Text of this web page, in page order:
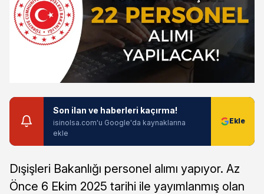
Son ilan ve haberleri kaçırma!
isinolsa.com'u Google'da kaynaklarına
ekle
Dışişleri Bakanlığı personel alımı yapıyor. Az
Önce 6 Ekim 2025 tarihi ile yayımlanmış olan